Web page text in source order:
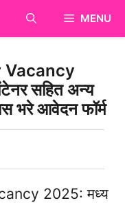
MENU
Vacancy
सहित अन्य
भरे आवेदन फॉर्म
2025: मध्य